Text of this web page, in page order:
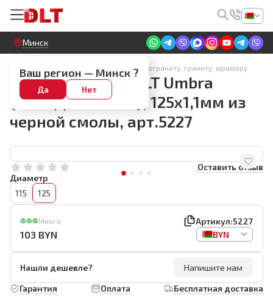
Круглосуточный! Прием заявок на сайте
Минск
Ваш регион — Минск ?
Да Нет
Алмазные диски по керамике, керамограниту, граниту, мрамору
Алмазный диск DLT Umbra
(ЗАВОДСКОЙ РЕЗ), 125x1,1мм из
черной смолы, арт.5227
Оставить отзыв
Диаметр
115
125
Много Артикул:5227
103 BYN BYN
Нашли дешевле?
Напишите нам
Гарантия
Оплата Бесплатная доставка